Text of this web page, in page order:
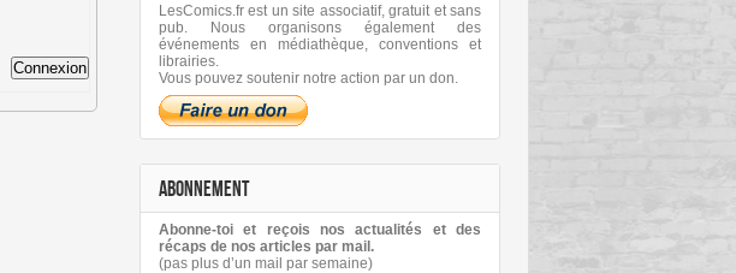
Connexion
LesComics.fr est un site associatif, gratuit et sans
pub. Nous organisons également des
événements en médiathèque, conventions et
librairies.
Vous pouvez soutenir notre action par un don.
ABONNEMENT
Abonne-toi et reçois nos actualités et des
récaps de nos articles par mail.
(pas plus d’un mail par semaine)